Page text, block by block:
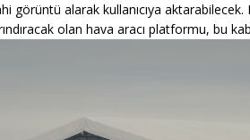
görüntü alarak kullanıcıya
olan hava aracı platformu, bu